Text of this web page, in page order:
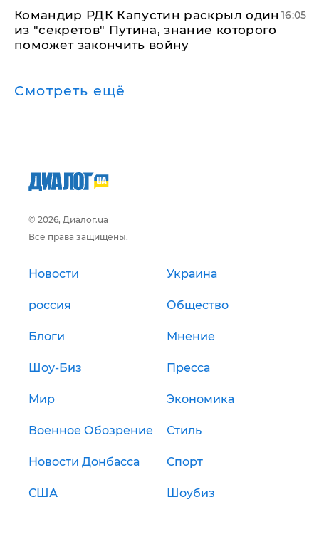
Командир РДК Капустин раскрыл один
из "секретов" Путина, знание которого
поможет закончить войну
16:05
Смотреть ещё
© 2026, Диалог.ua
Все права защищены.
Новости Украина
россия Общество
Блоги Мнение
Шоу-Биз Пресса
Мир Экономика
Военное Обозрение Стиль
Новости Донбасса Спорт
США Шоубиз